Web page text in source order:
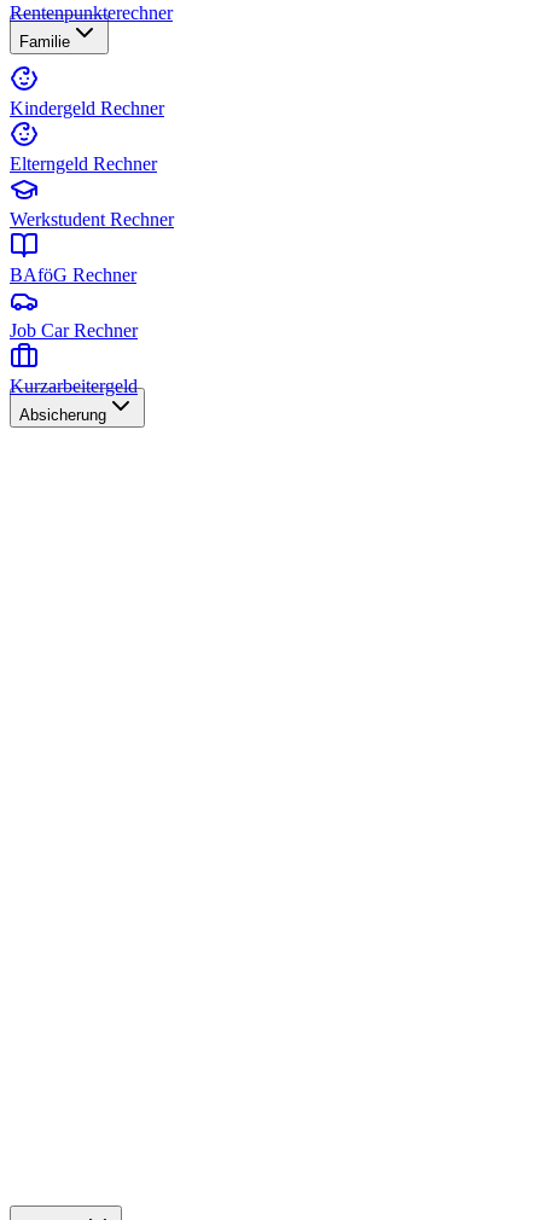
Rentenpunkterechner
Familie
Kindergeld Rechner
Elterngeld Rechner
Werkstudent Rechner
BAföG Rechner
Job Car Rechner
Kurzarbeitergeld
Absicherung